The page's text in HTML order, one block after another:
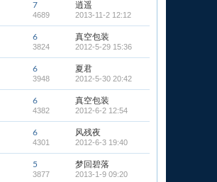
7
4689
逍遥
2013-11-2 12:12
6
3824
真空包装
2012-5-29 15:36
6
3948
夏君
2012-5-30 20:42
6
4382
真空包装
2012-6-2 12:54
6
4301
风残夜
2012-6-3 19:40
5
3877
梦回碧落
2013-1-9 09:20